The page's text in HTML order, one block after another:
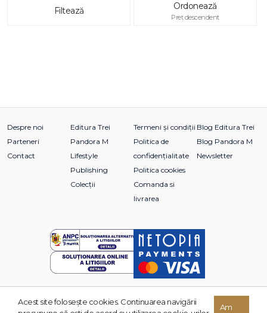
Filtează Ordonează
Preț descendent
Despre noi
Parteneri
Contact
Editura Trei
Pandora M
Lifestyle
Publishing
Colecții
Termeni și condiții
Politica de
confidențialitate
Politica cookies
Comanda si
livrarea
Blog Editura Trei
Blog Pandora M
Newsletter
© 2026 Grupul Editorial TREI. Toate drepturile rezervate.
Acest site foloseşte cookies. Continuarea navigării
Am